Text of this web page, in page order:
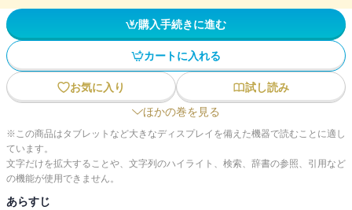
購入手続きに進む
カートに入れる
お気に入り
試し読み
ほかの巻を見る
※この商品はタブレットなど大きなディスプレイを備えた機器で読むことに適し
ています。
文字だけを拡大することや、文字列のハイライト、検索、辞書の参照、引用など
の機能が使用できません。
あらすじ